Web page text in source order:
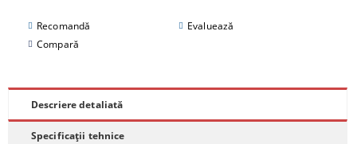
Recomandă
Evaluează
Compară
Descriere detaliată
Specificații tehnice